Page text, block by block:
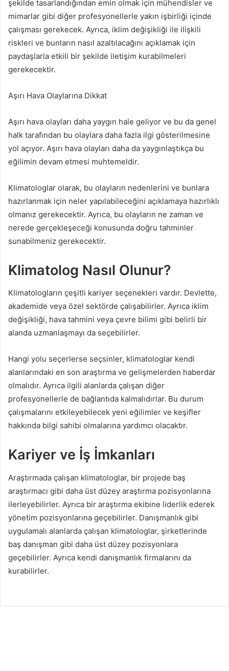
şekilde tasarlandığından emin olmak için mühendisler ve
mimarlar gibi diğer profesyonellerle yakın işbirliği içinde
çalışması gerekecek. Ayrıca, iklim değişikliği ile ilişkili
riskleri ve bunların nasıl azaltılacağını açıklamak için
paydaşlarla etkili bir şekilde iletişim kurabilmeleri
gerekecektir.
Aşırı Hava Olaylarına Dikkat
Aşırı hava olayları daha yaygın hale geliyor ve bu da genel
halk tarafından bu olaylara daha fazla ilgi gösterilmesine
yol açıyor. Aşırı hava olayları daha da yaygınlaştıkça bu
eğilimin devam etmesi muhtemeldir.
Klimatologlar olarak, bu olayların nedenlerini ve bunlara
hazırlanmak için neler yapılabileceğini açıklamaya hazırlıklı
olmanız gerekecektir. Ayrıca, bu olayların ne zaman ve
nerede gerçekleşeceği konusunda doğru tahminler
sunabilmeniz gerekecektir.
Klimatolog Nasıl Olunur?
Klimatologların çeşitli kariyer seçenekleri vardır. Devlette,
akademide veya özel sektörde çalışabilirler. Ayrıca iklim
değişikliği, hava tahmini veya çevre bilimi gibi belirli bir
alanda uzmanlaşmayı da seçebilirler.
Hangi yolu seçerlerse seçsinler, klimatologlar kendi
alanlarındaki en son araştırma ve gelişmelerden haberdar
olmalıdır. Ayrıca ilgili alanlarda çalışan diğer
profesyonellerle de bağlantıda kalmalıdırlar. Bu durum
çalışmalarını etkileyebilecek yeni eğilimler ve keşifler
hakkında bilgi sahibi olmalarına yardımcı olacaktır.
Kariyer ve İş İmkanları
Araştırmada çalışan klimatologlar, bir projede baş
araştırmacı gibi daha üst düzey araştırma pozisyonlarına
ilerleyebilirler. Ayrıca bir araştırma ekibine liderlik ederek
yönetim pozisyonlarına geçebilirler. Danışmanlık gibi
uygulamalı alanlarda çalışan klimatologlar, şirketlerinde
baş danışman gibi daha üst düzey pozisyonlara
geçebilirler. Ayrıca kendi danışmanlık firmalarını da
kurabilirler.